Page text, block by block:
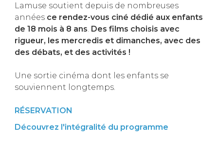
Lamuse soutient depuis de nombreuses
années ce rendez-vous ciné dédié aux enfants
de 18 mois à 8 ans Des films choisis avec
rigueur, les mercredis et dimanches, avec des
des débats, et des activités !
Une sortie cinéma dont les enfants se
souviennent longtemps.
RÉSERVATION
Découvrez l'intégralité du programme